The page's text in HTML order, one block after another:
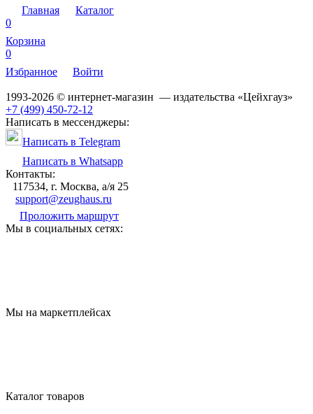
Главная
Каталог
0
Корзина
0
Избранное
Войти
1993-2026 © интернет-магазин — издательства «Цейхгауз»
+7 (499) 450-72-12
Написать в мессенджеры:
Написать в Telegram
Написать в Whatsapp
Контакты:
117534, г. Москва, а/я 25
support@zeughaus.ru
Проложить маршрут
Мы в социальных сетях:
Мы на маркетплейсах
Каталог товаров